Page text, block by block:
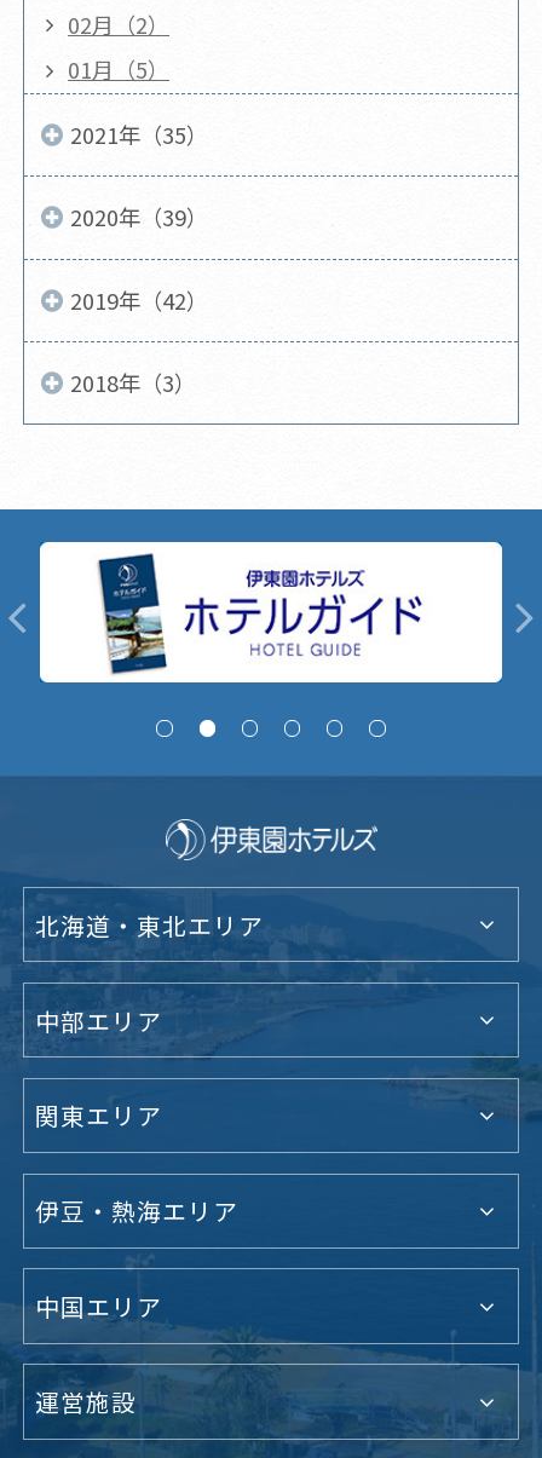
02月（2）
01月（5）
2021年（35）
2020年（39）
2019年（42）
2018年（3）
北海道・東北エリア
中部エリア
関東エリア
伊豆・熱海エリア
中国エリア
運営施設